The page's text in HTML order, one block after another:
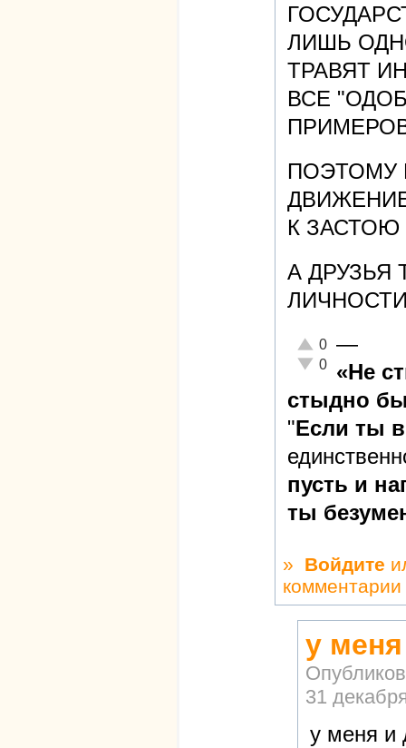
ЛИШЬ
ТРАВЯТ
ВСЕ
ПОЭТОМУ
К
А ДРУЗЬЯ
Отлично!
0
Неадекватно!
0
—
«Не
стыдно
"Если ты
пусть и
ты
» Войдите
комментарии
у
31
у меня и